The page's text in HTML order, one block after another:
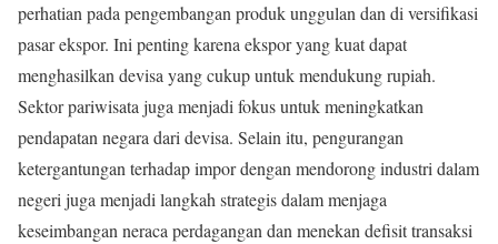
perhatian pada pengembangan produk unggulan dan di versifikasi
pasar ekspor. Ini penting karena ekspor yang kuat dapat
menghasilkan devisa yang cukup untuk mendukung rupiah.
Sektor pariwisata juga menjadi fokus untuk meningkatkan
pendapatan negara dari devisa. Selain itu, pengurangan
ketergantungan terhadap impor dengan mendorong industri dalam
negeri juga menjadi langkah strategis dalam menjaga
keseimbangan neraca perdagangan dan menekan defisit transaksi